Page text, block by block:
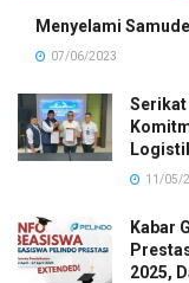
Menyelami
07/06/2023
Serikat
11/05/
Kabar
2025,